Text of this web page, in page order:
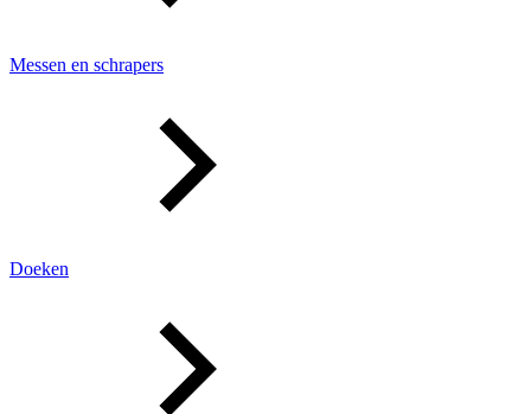
Messen en schrapers
Doeken